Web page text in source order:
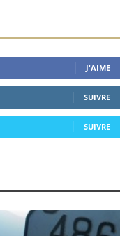
J'AIME
SUIVRE
SUIVRE